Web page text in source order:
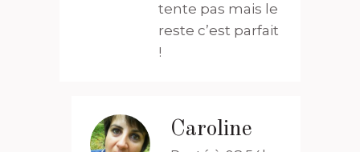
tente pas mais le
reste c’est parfait
!
Caroline